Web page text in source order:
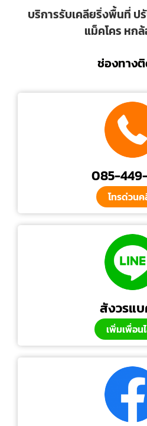
บริการรับเคลียริ่งพื้นที่
แม็คโคร หกล้
ช่องทาง
085-
โทรด่วน
สังวรแ
เพิ่มเพื่อน